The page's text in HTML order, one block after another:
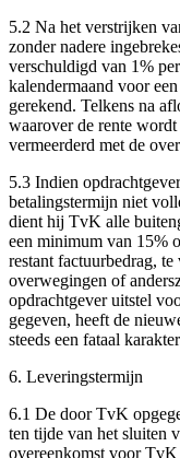
5.2 Na het verstrijken
zonder nadere
verschuldigd van 1%
kalendermaand voor
gerekend. Telkens na
waarover de rente wordt
vermeerderd met de
5.3 Indien
betalingstermijn niet
dient hij TvK alle
een minimum van 15%
restant factuurbedrag,
overwegingen of
opdrachtgever uitstel
gegeven, heeft de
steeds een fataal
6. Leveringstermijn
6.1 De door TvK
ten tijde van het sluiten
overeenkomst voor